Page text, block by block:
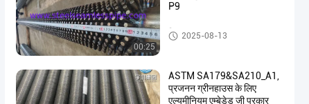
00:25
P9
फिन ट्यूब2025-08-13
ASTM SA179&SA210_A1,
प्रजनन ग्रीनहाउस के लिए
एल्यूमीनियम एम्बेडेड जी प्रकार